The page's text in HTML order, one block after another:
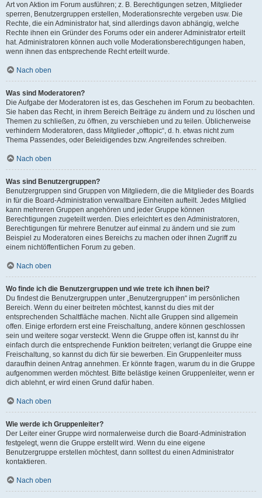
Art von Aktion im Forum ausführen; z. B. Berechtigungen setzen, Mitglieder
sperren, Benutzergruppen erstellen, Moderationsrechte vergeben usw. Die
Rechte, die ein Administrator hat, sind allerdings davon abhängig, welche
Rechte ihnen ein Gründer des Forums oder ein anderer Administrator erteilt
hat. Administratoren können auch volle Moderationsberechtigungen haben,
wenn ihnen das entsprechende Recht erteilt wurde.
Nach oben
Was sind Moderatoren?
Die Aufgabe der Moderatoren ist es, das Geschehen im Forum zu beobachten.
Sie haben das Recht, in ihrem Bereich Beiträge zu ändern und zu löschen und
Themen zu schließen, zu öffnen, zu verschieben und zu teilen. Üblicherweise
verhindern Moderatoren, dass Mitglieder „offtopic“, d. h. etwas nicht zum
Thema Passendes, oder Beleidigendes bzw. Angreifendes schreiben.
Nach oben
Was sind Benutzergruppen?
Benutzergruppen sind Gruppen von Mitgliedern, die die Mitglieder des Boards
in für die Board-Administration verwaltbare Einheiten aufteilt. Jedes Mitglied
kann mehreren Gruppen angehören und jeder Gruppe können
Berechtigungen zugeteilt werden. Dies erleichtert es den Administratoren,
Berechtigungen für mehrere Benutzer auf einmal zu ändern und sie zum
Beispiel zu Moderatoren eines Bereichs zu machen oder ihnen Zugriff zu
einem nichtöffentlichen Forum zu geben.
Nach oben
Wo finde ich die Benutzergruppen und wie trete ich ihnen bei?
Du findest die Benutzergruppen unter „Benutzergruppen“ im persönlichen
Bereich. Wenn du einer beitreten möchtest, kannst du dies mit der
entsprechenden Schaltfläche machen. Nicht alle Gruppen sind allgemein
offen. Einige erfordern erst eine Freischaltung, andere können geschlossen
sein und weitere sogar versteckt. Wenn die Gruppe offen ist, kannst du ihr
einfach durch die entsprechende Funktion beitreten; verlangt die Gruppe eine
Freischaltung, so kannst du dich für sie bewerben. Ein Gruppenleiter muss
daraufhin deinen Antrag annehmen. Er könnte fragen, warum du in die Gruppe
aufgenommen werden möchtest. Bitte belästige keinen Gruppenleiter, wenn er
dich ablehnt, er wird einen Grund dafür haben.
Nach oben
Wie werde ich Gruppenleiter?
Der Leiter einer Gruppe wird normalerweise durch die Board-Administration
festgelegt, wenn die Gruppe erstellt wird. Wenn du eine eigene
Benutzergruppe erstellen möchtest, dann solltest du einen Administrator
kontaktieren.
Nach oben